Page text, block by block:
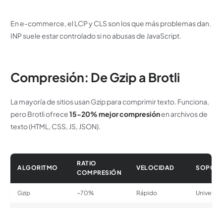
En e-commerce, el LCP y CLS son los que más problemas dan.
INP suele estar controlado si no abusas de JavaScript.
Compresión: De Gzip a Brotli
La mayoría de sitios usan Gzip para comprimir texto. Funciona,
pero Brotli ofrece15-20% mejor compresiónen archivos de
texto (HTML, CSS, JS, JSON).
ALGORITMO
RATIO
COMPRESIÓN
VELOCIDAD
Gzip ~70% Rápido Universal